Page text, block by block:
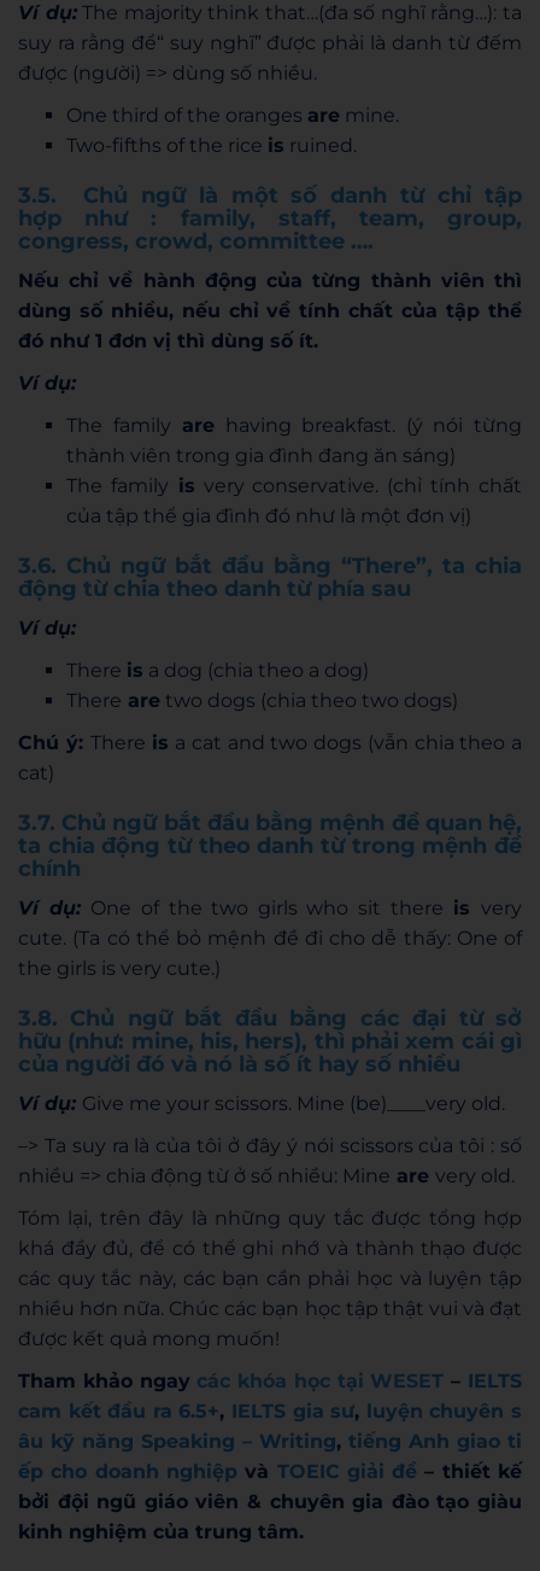
Ví dụ:The majority think that…(đa số nghĩ rằng…): ta
suy ra rằng để“ suy nghĩ” được phải là danh từ đếm
được (người) => dùng số nhiều.
One third of the oranges are mine.
Two-fifths of the rice is ruined.
3.5. Chủ ngữ là một số danh từ chỉ tập
hợp như : family, staff, team, group,
congress, crowd, committee ….
Nếu chỉ về hành động của từng thành viên thì
dùng số nhiều, nếu chỉ về tính chất của tập thể
đó như 1 đơn vị thì dùng số ít.
Ví dụ:
The family are having breakfast. (ý nói từng
thành viên trong gia đình đang ăn sáng)
The family is very conservative. (chỉ tính chất
của tập thể gia đình đó như là một đơn vị)
3.6. Chủ ngữ bắt đầu bằng “There”, ta chia
động từ chia theo danh từ phía sau
Ví dụ:
There is a dog (chia theo a dog)
There are two dogs (chia theo two dogs)
Chú ý: There is a cat and two dogs (vẫn chia theo a
cat)
3.7. Chủ ngữ bắt đầu bằng mệnh đề quan hệ,
ta chia động từ theo danh từ trong mệnh đề
chính
Ví dụ: One of the two girls who sit there isvery
cute. (Ta có thể bỏ mệnh đề đi cho dễ thấy: One of
the girls is very cute.)
3.8. Chủ ngữ bắt đầu bằng các đại từ sở
hữu (như: mine, his, hers), thì phải xem cái gì
của người đó và nó là số ít hay số nhiều
Ví dụ: Give me your scissors. Mine (be)____very old.
–> Ta suy ra là của tôi ở đây ý nói scissors của tôi : số
nhiều => chia động từ ở số nhiều: Mine are very old.
Tóm lại, trên đây là những quy tắc được tổng hợp
khá đầy đủ, để có thể ghi nhớ và thành thạo được
các quy tắc này, các bạn cần phải học và luyện tập
nhiều hơn nữa. Chúc các bạn học tập thật vui và đạt
được kết quả mong muốn!
Tham khảo ngay các khóa học tại WESET – IELTS
cam kết đầu ra 6.5+, IELTS gia sư,
luyện chuyên s
âu kỹ năng Speaking – Writing, tiếng Anh giao ti
ếp cho doanh nghiệp và TOEIC giải đề – thiết kế
bởi đội ngũ giáo viên & chuyên gia đào tạo giàu
kinh nghiệm của trung tâm.